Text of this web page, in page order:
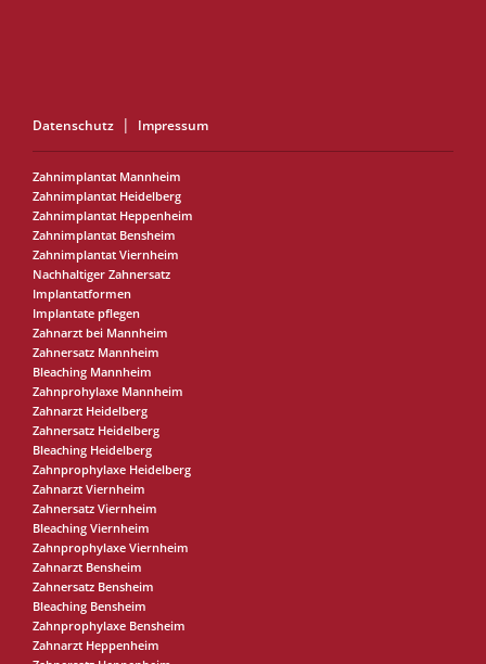
Datenschutz Impressum
Zahnimplantat Mannheim
Zahnimplantat Heidelberg
Zahnimplantat Heppenheim
Zahnimplantat Bensheim
Zahnimplantat Viernheim
Nachhaltiger Zahnersatz
Implantatformen
Implantate pflegen
Zahnarzt bei Mannheim
Zahnersatz Mannheim
Bleaching Mannheim
Zahnprohylaxe Mannheim
Zahnarzt Heidelberg
Zahnersatz Heidelberg
Bleaching Heidelberg
Zahnprophylaxe Heidelberg
Zahnarzt Viernheim
Zahnersatz Viernheim
Bleaching Viernheim
Zahnprophylaxe Viernheim
Zahnarzt Bensheim
Zahnersatz Bensheim
Bleaching Bensheim
Zahnprophylaxe Bensheim
Zahnarzt Heppenheim